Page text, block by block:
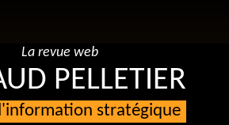
La revue web
PELLETIER
stratégique